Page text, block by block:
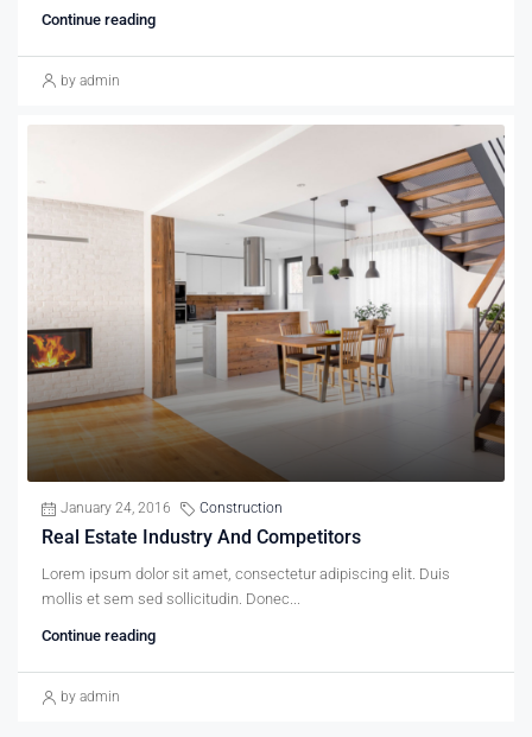
Continue reading
by admin
January 24, 2016 Construction
Real Estate Industry And Competitors
Lorem ipsum dolor sit amet, consectetur adipiscing elit. Duis
mollis et sem sed sollicitudin. Donec...
Continue reading
by admin